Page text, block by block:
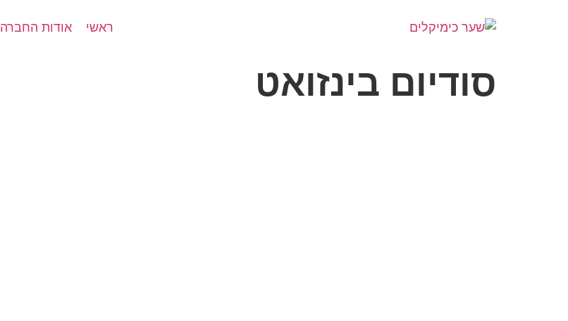
ראשי אודות החברה
סודיום בינזואט